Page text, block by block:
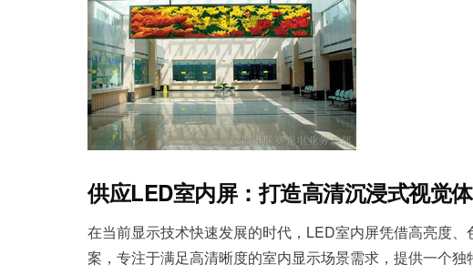
供应LED室内屏：打造高清沉浸式视觉
在当前显示技术快速发展的时代，LED室内屏凭借高亮度
案，专注于满足高清晰度的室内显示场景需求，提供一个独